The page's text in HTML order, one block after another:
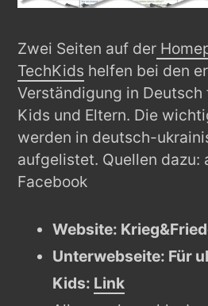
Zwei Seiten auf der
TechKids helfen bei den
Verständigung in
Kids und Eltern. Die
werden in deutsch-
aufgelistet. Quellen dazu:
Facebook
Website:
Unterwebseite: Für
Kids: Link